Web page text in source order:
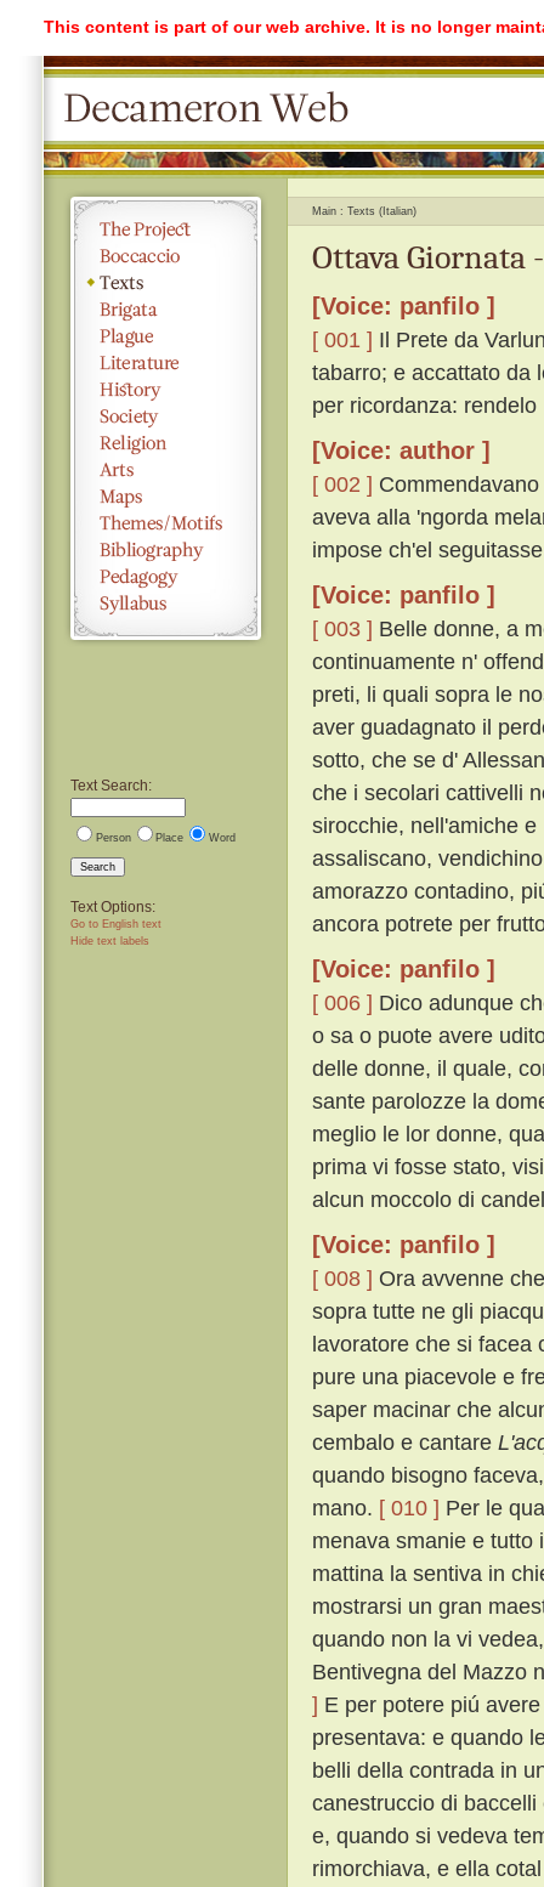
This content is part of our web archive. It is no longer
Text Search:
Person Place Word
Search
Text Options:
Go to English text
Hide text labels
Main Texts (Italian)
Ottava Giornata
[Voice: panfilo ]
[ 001 ] Il Prete da
tabarro; e accattato da
per ricordanza:
[Voice: author ]
[ 002 ]
aveva alla 'ngorda
impose ch'el
[Voice: panfilo ]
[ 003 ] Belle donne, a
continuamente n'
preti, li quali sopra le
aver guadagnato il
sotto, che se d'
che i secolari cattivelli
sirocchie, nell'amiche
assaliscano,
amorazzo contadino,
ancora potrete per
[Voice: panfilo ]
[ 006 ] Dico adunque
o sa o puote avere
delle donne, il quale,
sante parolozze la
meglio le lor donne,
prima vi fosse stato,
alcun moccolo di
[Voice: panfilo ]
[ 008 ] Ora avvenne
sopra tutte ne gli
lavoratore che si
pure una piacevole e
saper macinar che
cembalo e cantare
quando bisogno
mano. [ 010 ] Per le
menava smanie e tutto
mattina la sentiva in
mostrarsi un gran
quando non la vi
Bentivegna del Mazzo
] E per potere piú
presentava: e quando
belli della contrada in
canestruccio di
e, quando si vedeva
rimorchiava, e ella